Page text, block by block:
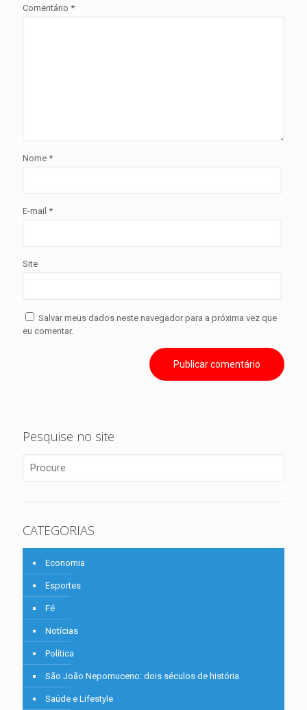
Comentário *
Nome *
E-mail *
Site
Salvar meus dados neste navegador para a próxima vez que
eu comentar.
Pesquise no site
CATEGORIAS
Economia
Esportes
Fé
Notícias
Política
São João Nepomuceno: dois séculos de história
Saúde e Lifestyle